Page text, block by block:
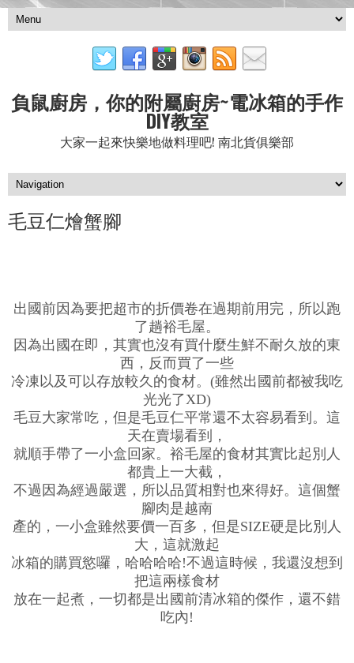
負鼠廚房，你的附屬廚房~電冰箱的手作
DIY教室
大家一起來快樂地做料理吧! 南北貨俱樂部
毛豆仁燴蟹腳
出國前因為要把超市的折價卷在過期前用完，所以跑
了趟裕毛屋。
因為出國在即，其實也沒有買什麼生鮮不耐久放的東
西，反而買了一些
冷凍以及可以存放較久的食材。(雖然出國前都被我吃
光光了XD)
毛豆大家常吃，但是毛豆仁平常還不太容易看到。這
天在賣場看到，
就順手帶了一小盒回家。裕毛屋的食材其實比起別人
都貴上一大截，
不過因為經過嚴選，所以品質相對也來得好。這個蟹
腳肉是越南
產的，一小盒雖然要價一百多，但是SIZE硬是比別人
大，這就激起
冰箱的購買慾囉，哈哈哈哈!不過這時候，我還沒想到
把這兩樣食材
放在一起煮，一切都是出國前清冰箱的傑作，還不錯
吃內!